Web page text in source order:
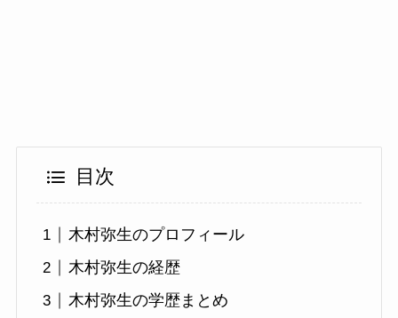
目次
木村弥生のプロフィール
木村弥生の経歴
木村弥生の学歴まとめ